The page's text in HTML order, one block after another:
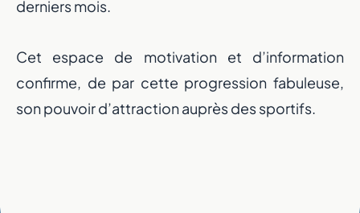
derniers mois.
Cet espace de motivation et d’information
confirme, de par cette progression fabuleuse,
son pouvoir d’attraction auprès des sportifs.